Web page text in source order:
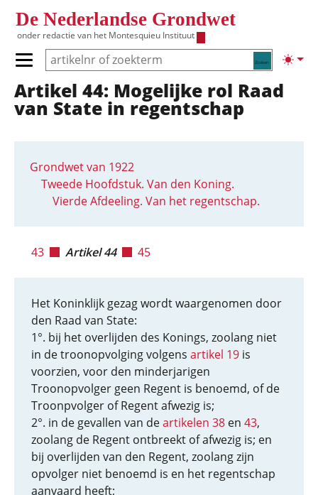
De Nederlandse Grondwet
onder redactie van het Montesquieu Instituut
Zoeken
Primair menu tonen/verbergen
Hoofdnavigatie
Artikel 44: Mogelijke rol Raad
van State in regentschap
Grondwet van 1922
Tweede Hoofdstuk. Van den Koning.
Vierde Afdeeling. Van het regentschap.
43 Artikel 44 45
Het Koninklijk gezag wordt waargenomen door
den Raad van State:
1°. bij het overlijden des Konings, zoolang niet
in de troonopvolging volgens artikel 19 is
voorzien, voor den minderjarigen
Troonopvolger geen Regent is benoemd, of de
Troonpvolger of Regent afwezig is;
2°. in de gevallen van deartikelen 38 en 43,
zoolang de Regent ontbreekt of afwezig is; en
bij overlijden van den Regent, zoolang zijn
opvolger niet benoemd is en het regentschap
aanvaard heeft;